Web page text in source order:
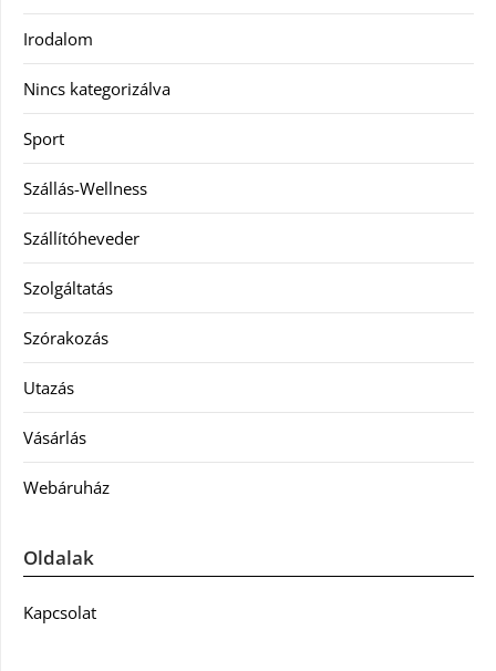
Irodalom
Nincs kategorizálva
Sport
Szállás-Wellness
Szállítóheveder
Szolgáltatás
Szórakozás
Utazás
Vásárlás
Webáruház
Oldalak
Kapcsolat